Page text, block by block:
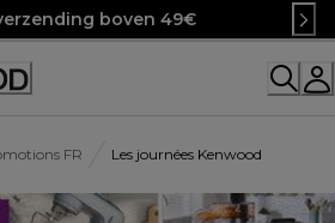
boven 49€
FR Les journées Kenwood